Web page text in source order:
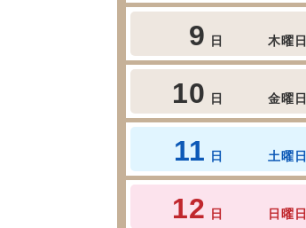
9 日 木曜日
10 日 金曜日
11 日 土曜日
12 日 日曜日